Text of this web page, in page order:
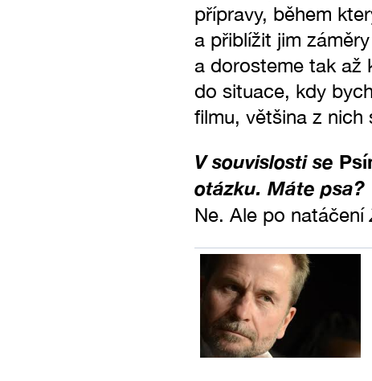
přípravy, během
a přiblížit jim
a dorosteme tak až
do situace, kdy
filmu, většina z nich
V souvislosti se
otázku. Máte psa?
Ne. Ale po natáčení